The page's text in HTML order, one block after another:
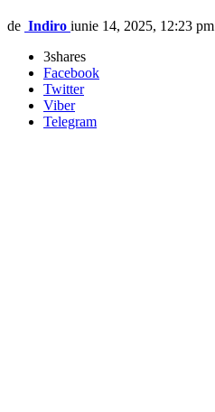
de Indiro iunie 14, 2025, 12:23 pm
3shares
Facebook
Twitter
Viber
Telegram